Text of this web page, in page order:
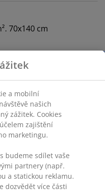
70x140 cm
a mobilní
našich
zážitek. Cookies
zajištění
sdílet vaše
partnery (např.
a statickou reklamu.